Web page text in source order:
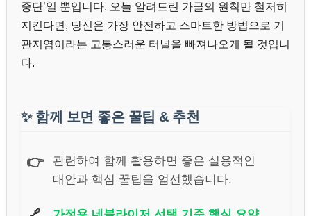
중단’일 뿐입니다. 오늘 알려드린 가글의 원칙만 철저히
지킨다면, 당신은 가장 안전하고 스마트한 방법으로 기
관지염이라는 고통스러운 터널을 빠져나오게 될 것입니
다.
✨ 함께 보면 좋은 꿀팁 & 추천
👉
관련하여 함께 활용하면 좋은 실용적인
대안과 핵심 꿀팁을 엄선했습니다.